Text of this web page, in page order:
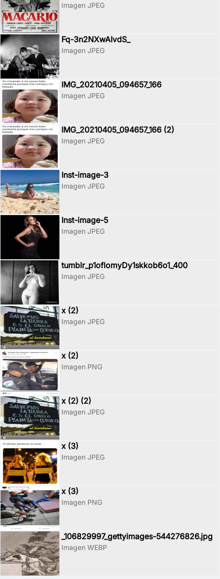
Imagen JPEG
Fq-3n2NXwAIvdS_
Imagen JPEG
IMG_20210405_094657_166
Imagen JPEG
IMG_20210405_094657_166 (2)
Imagen JPEG
Inst-image-3
Imagen JPEG
Inst-image-5
Imagen JPEG
tumblr_p1oflomyDy1skkob6o1_400
Imagen JPEG
x (2)
Imagen JPEG
x (2)
Imagen PNG
x (2) (2)
Imagen JPEG
x (3)
Imagen JPEG
x (3)
Imagen PNG
_106829997_gettyimages-544276826.jpg
Imagen WEBP